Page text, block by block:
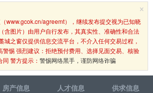
×
www.gcok.cn/agreemt），继续发布提交视为已知晓
含图片）由用户自行发布，其真实性、准确性和合法
城之窗仅提供信息交流平台，不介入任何交易过程，
警惕 强烈建议：拒绝预付费用、选择见面交易、核验
警方提示： 警惕网络黑手，谨防网络诈骗
房产信息 人才信息
供求信息